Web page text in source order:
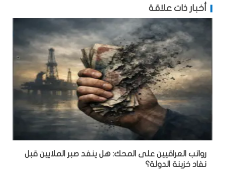
أخبار ذات علاقة
رواتب العراقيين على المحك: هل ينفد صبر الملايين قبل
نفاد خزينة الدولة؟